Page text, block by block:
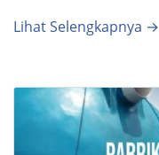
Lihat Selengkapnya →